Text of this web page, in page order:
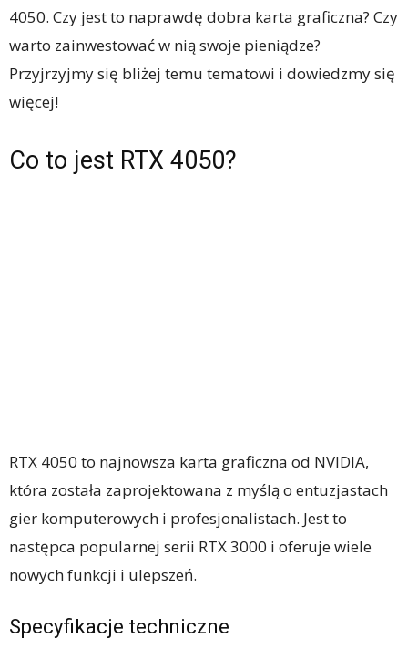
4050. Czy jest to naprawdę dobra karta graficzna? Czy
warto zainwestować w nią swoje pieniądze?
Przyjrzyjmy się bliżej temu tematowi i dowiedzmy się
więcej!
Co to jest RTX 4050?
RTX 4050 to najnowsza karta graficzna od NVIDIA,
która została zaprojektowana z myślą o entuzjastach
gier komputerowych i profesjonalistach. Jest to
następca popularnej serii RTX 3000 i oferuje wiele
nowych funkcji i ulepszeń.
Specyfikacje techniczne